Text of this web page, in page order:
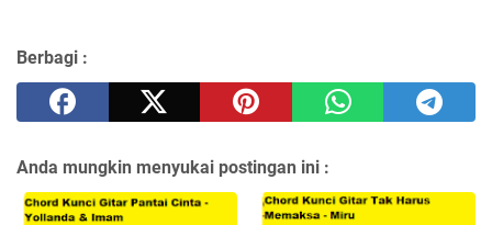
Berbagi :
Anda mungkin menyukai postingan ini :